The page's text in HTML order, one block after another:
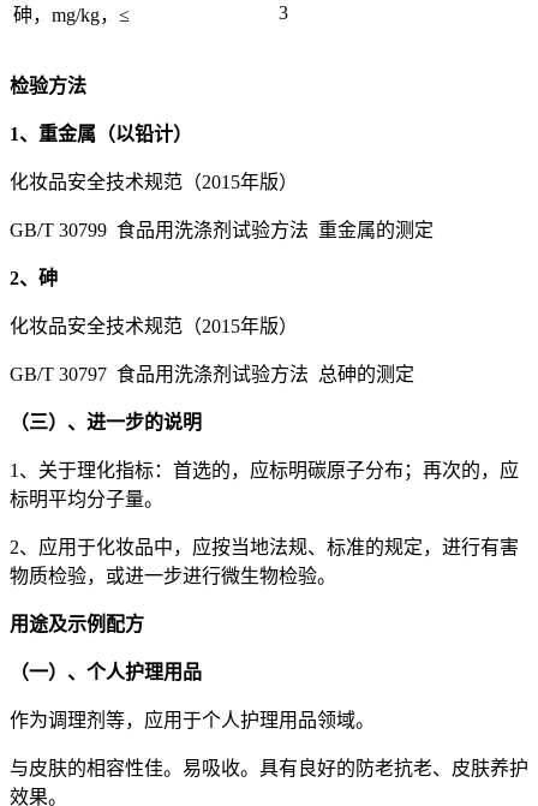
砷，mg/kg，≤ 3
检验方法
1、重金属（以铅计）
化妆品安全技术规范（2015年版）
GB/T 30799 食品用洗涤剂试验方法 重金属的测定
2、砷
化妆品安全技术规范（2015年版）
GB/T 30797 食品用洗涤剂试验方法 总砷的测定
（三）、进一步的说明
1、关于理化指标：首选的，应标明碳原子分布；再次的，应
标明平均分子量。
2、应用于化妆品中，应按当地法规、标准的规定，进行有害
物质检验，或进一步进行微生物检验。
用途及示例配方
（一）、个人护理用品
作为调理剂等，应用于个人护理用品领域。
与皮肤的相容性佳。易吸收。具有良好的防老抗老、皮肤养护
效果。